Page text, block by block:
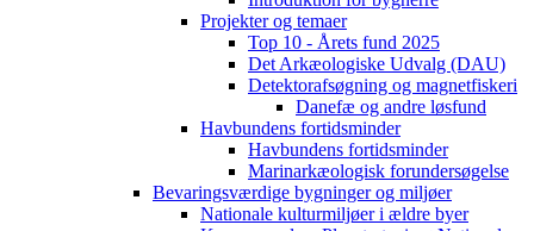
Projekter og temaer
Top 10 - Årets fund 2025
Det Arkæologiske Udvalg (DAU)
Detektorafsøgning og magnetfiskeri
Danefæ og andre løsfund
Havbundens fortidsminder
Havbundens fortidsminder
Marinarkæologisk forundersøgelse
Bevaringsværdige bygninger og miljøer
Nationale kulturmiljøer i ældre byer